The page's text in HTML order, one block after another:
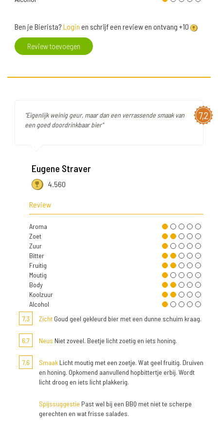
Ben je Bierista? Login en schrijf een review en ontvang +10
Review toevoegen
7,2
"Eigenlijk weinig geur, maar dan een verrassende smaak van
een goed doordrinkbaar bier"
Eugene Straver
4.560
Review
Aroma
Zoet
Zuur
Bitter
Fruitig
Moutig
Body
Koolzuur
Alcohol
7,3
Zicht Goud geel gekleurd bier met een dunne schuim kraag.
6,7 Neus Niet zoveel. Beetje licht zoetig en iets honing.
7,6 Smaak Licht moutig met een zoetje. Wat geel fruitig. Druiven
en honing. Opkomend aanvullend hopbittertje erbij. Wordt
licht droog en iets licht plakkerig.
Spijssuggestie Past wel bij een BBQ met niet te scherpe
gerechten en wat frisse salades.